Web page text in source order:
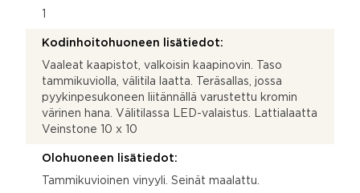
Kodinhoitohuoneen lisätiedot:
Vaaleat kaapistot, valkoisin kaapinovin. Taso
tammikuviolla, välitila laatta. Teräsallas, jossa
pyykinpesukoneen liitännällä varustettu kromin
värinen hana. Välitilassa LED-valaistus. Lattialaatta
Veinstone 10 x 10
Olohuoneen lisätiedot:
Tammikuvioinen vinyyli. Seinät maalattu.